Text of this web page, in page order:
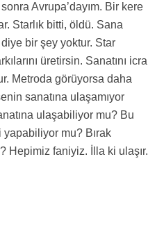
Avrupa’dayım. Bir kere
Starlık bitti, öldü. Sana
bir şey yoktur. Star
üretirsin. Sanatını icra
Metroda görüyorsa daha
sanatına ulaşamıyor
ulaşabiliyor mu? Bu
yapabiliyor mu? Bırak
Hepimiz faniyiz. İlla ki ulaşır.